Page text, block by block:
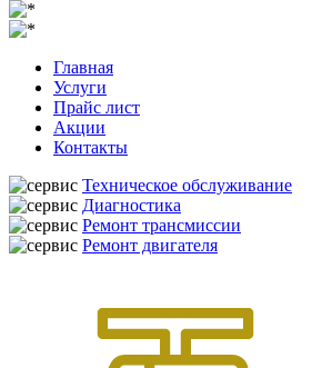
Главная
Услуги
Прайс лист
Акции
Контакты
Техническое обслуживание
Диагностика
Ремонт трансмиссии
Ремонт двигателя